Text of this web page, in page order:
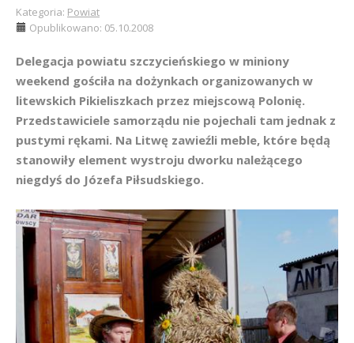
Kategoria: Powiat
Opublikowano: 05.10.2008
Delegacja powiatu szczycieńskiego w miniony
weekend gościła na dożynkach organizowanych w
litewskich Pikieliszkach przez miejscową Polonię.
Przedstawiciele samorządu nie pojechali tam jednak z
pustymi rękami. Na Litwę zawieźli meble, które będą
stanowiły element wystroju dworku należącego
niegdyś do Józefa Piłsudskiego.